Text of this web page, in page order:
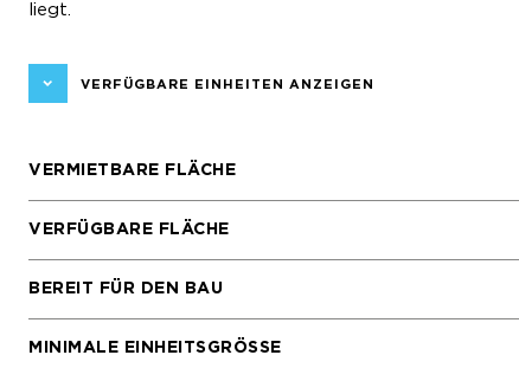
liegt.
VERFÜGBARE EINHEITEN ANZEIGEN
VERMIETBARE FLÄCHE
VERFÜGBARE FLÄCHE
BEREIT FÜR DEN BAU
MINIMALE EINHEITSGRÖSSE